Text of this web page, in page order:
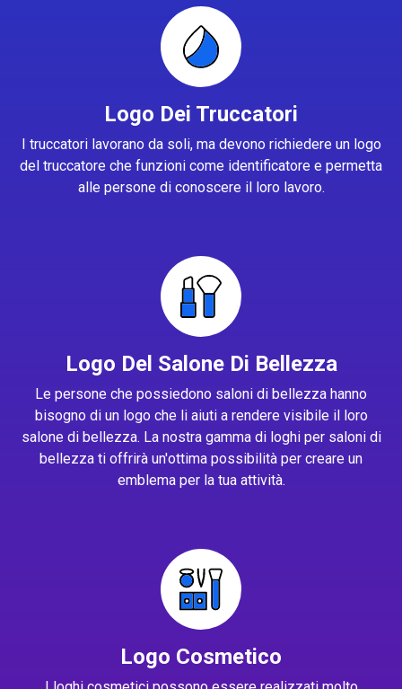
Logo Dei Truccatori
I truccatori lavorano da soli, ma devono richiedere un logo
del truccatore che funzioni come identificatore e permetta
alle persone di conoscere il loro lavoro.
Logo Del Salone Di Bellezza
Le persone che possiedono saloni di bellezza hanno
bisogno di un logo che li aiuti a rendere visibile il loro
salone di bellezza. La nostra gamma di loghi per saloni di
bellezza ti offrirà un'ottima possibilità per creare un
emblema per la tua attività.
Logo Cosmetico